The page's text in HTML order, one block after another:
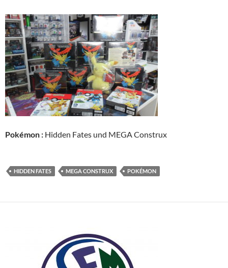
Pokémon : Hidden Fates und MEGA Construx
HIDDEN FATES MEGA CONSTRUX POKÉMON